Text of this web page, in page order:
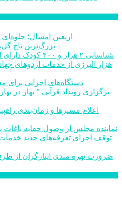
اربعین امسال؛
بزرگ‌ترین تاج
شناسایی ۲ هزار و ۴۰۰ کودک دارای اختلالات بینایی در البرز
دستگاه‌های اجرایی برای
نماینده مجلس از وصول حقابه باغات
ضرورت بهره مندی ایثارگران از